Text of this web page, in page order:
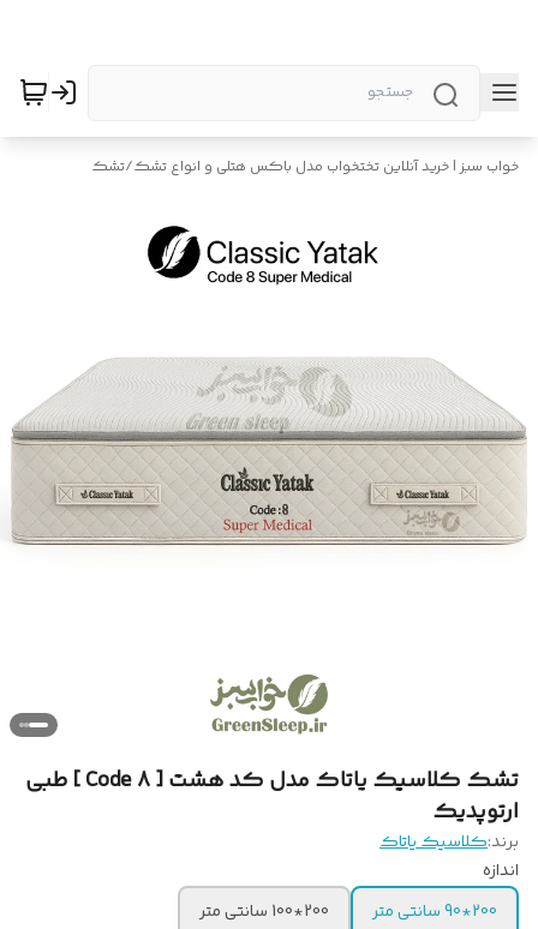
خواب سبز | خرید آنلاین تختخواب مدل باکس هتلی و انواع تشک/تشک
تشک کلاسیک یاتاک مدل کد هشت [ Code 8 ] طبی
ارتوپدیک
برند:کلاسیک یاتاک
اندازه
200*90 سانتی متر
200*100 سانتی متر